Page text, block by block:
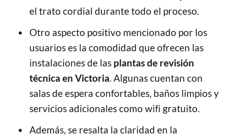
el trato cordial durante todo el proceso.
Otro aspecto positivo mencionado por los
usuarios es la comodidad que ofrecen las
instalaciones de las plantas de revisión
técnica en Victoria. Algunas cuentan con
salas de espera confortables, baños limpios y
servicios adicionales como wifi gratuito.
Además, se resalta la claridad en la